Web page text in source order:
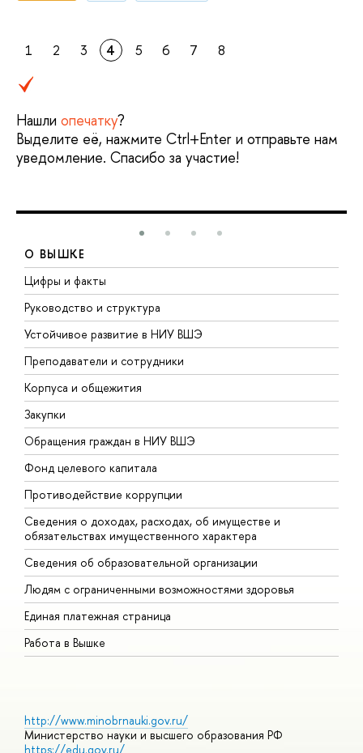
1 2 3 4 5 6 7 8
Нашли опечатку?
Выделите её, нажмите Ctrl+Enter и отправьте нам
уведомление. Спасибо за участие!
О ВЫШКЕ
Цифры и факты
Руководство и структура
Устойчивое развитие в НИУ ВШЭ
Преподаватели и сотрудники
Корпуса и общежития
Закупки
Обращения граждан в НИУ ВШЭ
Фонд целевого капитала
Противодействие коррупции
Сведения о доходах, расходах, об имуществе и
обязательствах имущественного характера
Сведения об образовательной организации
Людям с ограниченными возможностями здоровья
Единая платежная страница
Работа в Вышке
http://www.minobrnauki.gov.ru/
Министерство науки и высшего образования РФ
https://edu.gov.ru/